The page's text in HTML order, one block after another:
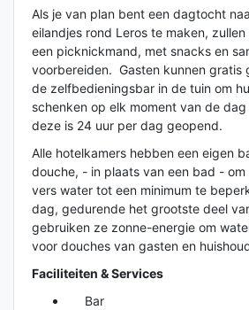
Als je van plan bent een dagtocht
eilandjes rond Leros te maken,
een picknickmand, met snacks en
voorbereiden. Gasten kunnen gratis
de zelfbedieningsbar in de tuin om
schenken op elk moment van de
deze is 24 uur per dag geopend.
Alle hotelkamers hebben een eigen
douche, - in plaats van een bad -
vers water tot een minimum te
dag, gedurende het grootste deel
gebruiken ze zonne-energie om
voor douches van gasten en
Faciliteiten & Services
Bar